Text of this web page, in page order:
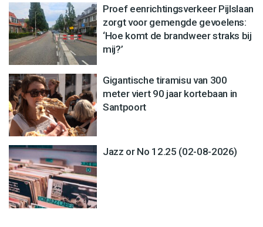
Proef eenrichtingsverkeer Pijlslaan
zorgt voor gemengde gevoelens:
‘Hoe komt de brandweer straks bij
mij?’
Gigantische tiramisu van 300
meter viert 90 jaar kortebaan in
Santpoort
Jazz or No 12.25 (02-08-2026)